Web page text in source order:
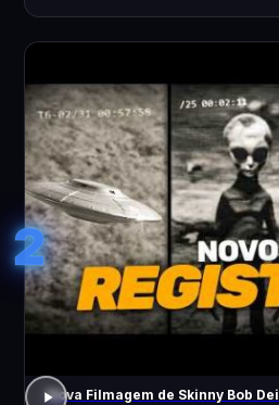
2
Nova Filmagem de Skinny Bob